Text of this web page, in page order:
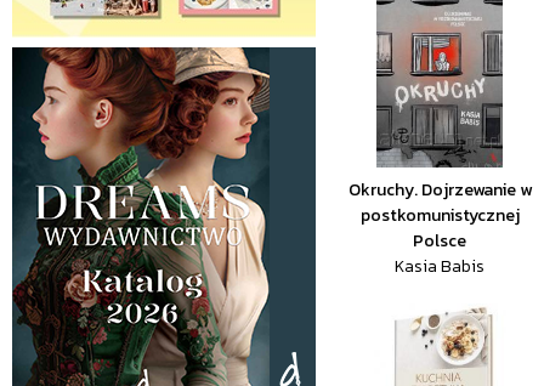
Okruchy. Dojrzewanie w
postkomunistycznej
Polsce
Kasia Babis